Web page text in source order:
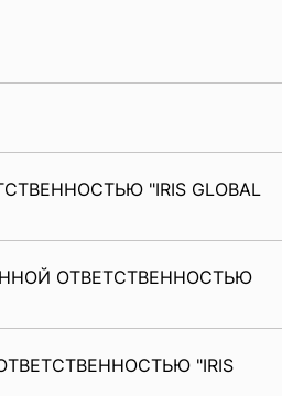
"IRIS GLOBAL
ОТВЕТСТВЕННОСТЬЮ
"IRIS